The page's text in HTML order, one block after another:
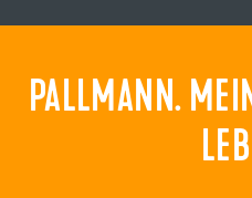
PALLMANN.